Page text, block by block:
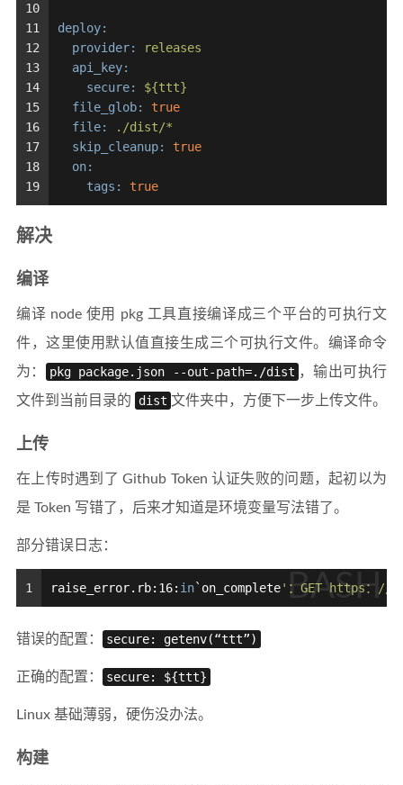
10
11
12
13
14
15
16
17
18
19
deploy:
provider:
releases
api_key:
secure:
${ttt}
file_glob:
true
file:
./dist/*
skip_cleanup:
true
on:
tags:
true
解决
编译
编译 node 使用 pkg 工具直接编译成三个平台的可执行文
件，这里使用默认值直接生成三个可执行文件。编译命令
为：
pkg package.json --out-path=./dist ，输出可执行
文件到当前目录的
dist 文件夹中，方便下一步上传文件。
上传
在上传时遇到了 Github Token 认证失败的问题，起初以为
是 Token 写错了，后来才知道是环境变量写法错了。
部分错误日志：
BASH
1 raise_error.rb:16: in`on_complete'：GET https：//
错误的配置： secure: getenv(“ttt”)
正确的配置： secure: ${ttt}
Linux 基础薄弱，硬伤没办法。
构建